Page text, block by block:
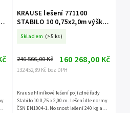
KRAUSE lešení 771100
STABILO 10 0,75x2,0m výška
Skladem (>5 ks)
132 452,89 Kč bez DPH
246 566,00 Kč 160 268,00 Kč
Krause hliníkové lešení pojízdné řady
Stabilo 10 0,75 x 2,00 m. Lešení dle normy
ČSN EN1004-1. Nosnost lešení 240 kg a